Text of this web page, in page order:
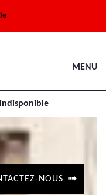
MENU
indisponible
NOUS